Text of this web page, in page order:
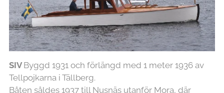
SIVByggd 1931 och förlängd med 1 meter 1936 av
Tellpojkarna i Tällberg.
Båten såldes 1937 till Nusnäs utanför Mora, där